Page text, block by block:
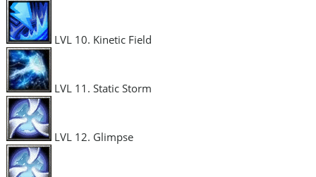
LVL 10. Kinetic Field
LVL 11. Static Storm
LVL 12. Glimpse